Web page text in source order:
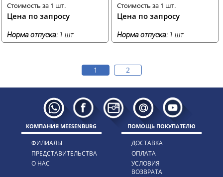
Стоимость за 1 шт.
Цена по запросу
Норма отпуска: 1 шт
Стоимость за 1 шт.
Цена по запросу
Норма отпуска: 1 шт
1 2
КОМПАНИЯ MEESENBURG
ФИЛИАЛЫ
ПРЕДСТАВИТЕЛЬСТВА
О НАС
ПОМОЩЬ ПОКУПАТЕЛЮ
ДОСТАВКА
ОПЛАТА
УСЛОВИЯ
ВОЗВРАТА